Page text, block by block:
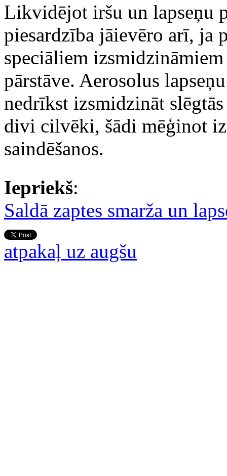
Likvidējot iršu un lapseņu
piesardzība jāievēro arī, ja
speciāliem
pārstāve. Aerosolus
nedrīkst izsmidzināt
divi cilvēki, šādi mēģinot
saindēšanos.
Iepriekš:
Saldā zaptes smarža un
atpakaļ uz augšu